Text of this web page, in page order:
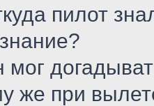
пилот
мог
же при